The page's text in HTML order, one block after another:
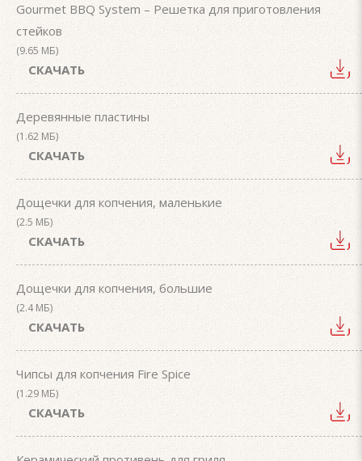
Gourmet BBQ System – Решетка для приготовления
стейков
(9.65 МБ)
СКАЧАТЬ
Деревянные пластины
(1.62 МБ)
СКАЧАТЬ
Дощечки для копчения, маленькие
(2.5 МБ)
СКАЧАТЬ
Дощечки для копчения, большие
(2.4 МБ)
СКАЧАТЬ
Чипсы для копчения Fire Spice
(1.29 МБ)
СКАЧАТЬ